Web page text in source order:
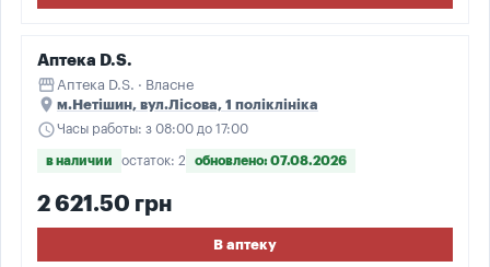
Аптека D.S.
storefront Аптека D.S. · Власне
place м.Нетішин, вул.Лісова, 1 поліклініка
scheduleЧасы работы: з 08:00 до 17:00
в наличии остаток: 2 обновлено: 07.08.2026
2 621.50 грн
В аптеку